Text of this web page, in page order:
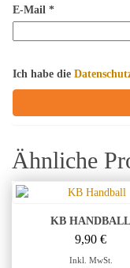
E-Mail *
Ich habe die
Ähnliche
KB HANDBALL
9,90€
Inkl. MwSt.